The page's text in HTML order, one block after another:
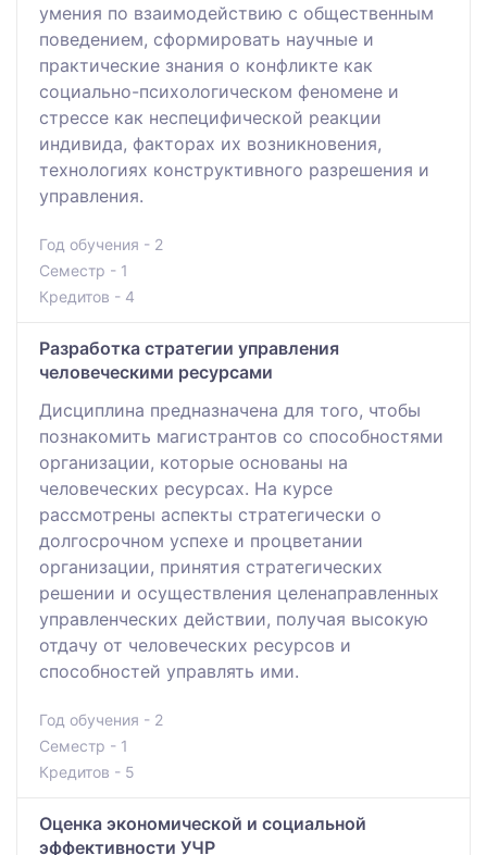
умения по взаимодействию с общественным
поведением, сформировать научные и
практические знания о конфликте как
социально-психологическом феномене и
стрессе как неспецифической реакции
индивида, факторах их возникновения,
технологиях конструктивного разрешения и
управления.
Год обучения - 2
Семестр - 1
Кредитов - 4
Разработка стратегии управления
человеческими ресурсами
Дисциплина предназначена для того, чтобы
познакомить магистрантов со способностями
организации, которые основаны на
человеческих ресурсах. На курсе
рассмотрены аспекты стратегически о
долгосрочном успехе и процветании
организации, принятия стратегических
решении и осуществления целенаправленных
управленческих действии, получая высокую
отдачу от человеческих ресурсов и
способностей управлять ими.
Год обучения - 2
Семестр - 1
Кредитов - 5
Оценка экономической и социальной
эффективности УЧР